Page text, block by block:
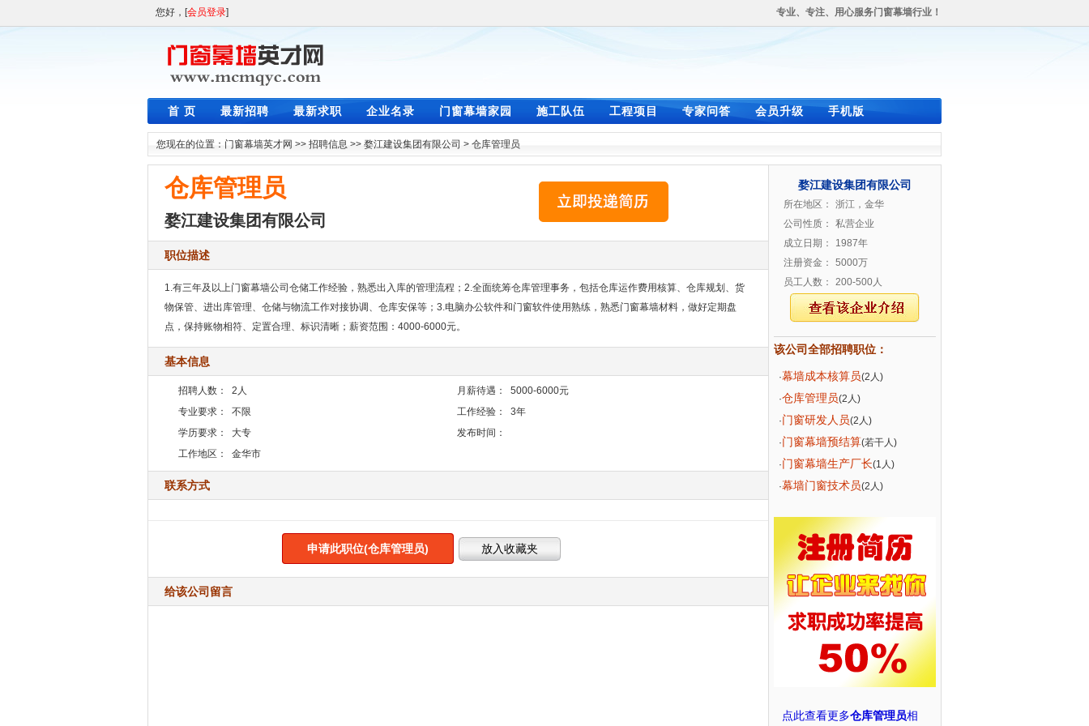
您好，[会员登录] 专业、专注、用心服务门窗幕墙行业！
首 页 最新招聘 最新求职 企业名录 门窗幕墙家园 施工队伍 工程项目 专家问答 会员升级 手机版
您现在的位置： 门窗幕墙英才网 >> 招聘信息 >> 婺江建设集团有限公司 > 仓库管理员
仓库管理员
婺江建设集团有限公司
职位描述
1.有三年及以上门窗幕墙公司仓储工作经验，熟悉出入库的管理流程；2.全面统筹仓库管理事务，包括仓库运作费用核算、仓库规划、货
物保管、进出库管理、仓储与物流工作对接协调、仓库安保等；3.电脑办公软件和门窗软件使用熟练，熟悉门窗幕墙材料，做好定期盘
点，保持账物相符、定置合理、标识清晰；薪资范围：4000-6000元。
基本信息
招聘人数： 2人 月薪待遇：
5000-6000元
专业要求：
不限 工作经验：
3年
学历要求：
大专
发布时间：
工作地区：
金华市
联系方式
申请此职位(仓库管理员)
给该公司留言
婺江建设集团有限公司
所在地区：
浙江，金华
公司性质：
私营企业
成立日期：
1987年
注册资金：
5000万
员工人数：
200-500人
该公司全部招聘职位：
·幕墙成本核算员(2人)
·仓库管理员(2人)
·门窗研发人员(2人)
·门窗幕墙预结算(若干人)
·门窗幕墙生产厂长(1人)
·幕墙门窗技术员(2人)
点此查看更多仓库管理员相